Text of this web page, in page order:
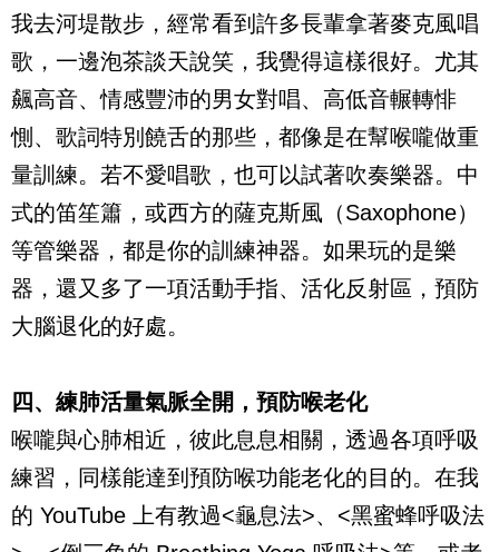
我去河堤散步，經常看到許多長輩拿著麥克風唱
歌，一邊泡茶談天說笑，我覺得這樣很好。尤其
飆高音、情感豐沛的男女對唱、高低音輾轉悱
惻、歌詞特別饒舌的那些，都像是在幫喉嚨做重
量訓練。若不愛唱歌，也可以試著吹奏樂器。中
式的笛笙簫，或西方的薩克斯風（Saxophone）
等管樂器，都是你的訓練神器。如果玩的是樂
器，還又多了一項活動手指、活化反射區，預防
大腦退化的好處。
四、練肺活量氣脈全開，預防喉老化
喉嚨與心肺相近，彼此息息相關，透過各項呼吸
練習，同樣能達到預防喉功能老化的目的。在我
的 YouTube 上有教過<龜息法>、 <黑蜜蜂呼吸法